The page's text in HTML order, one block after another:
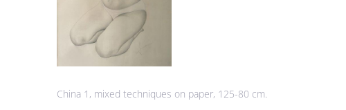
China 1, mixed techniques on paper, 125-80 cm.